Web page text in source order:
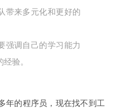
带来多元化和更好的
强调自己的学习能力
验。
年的程序员，现在找不到工